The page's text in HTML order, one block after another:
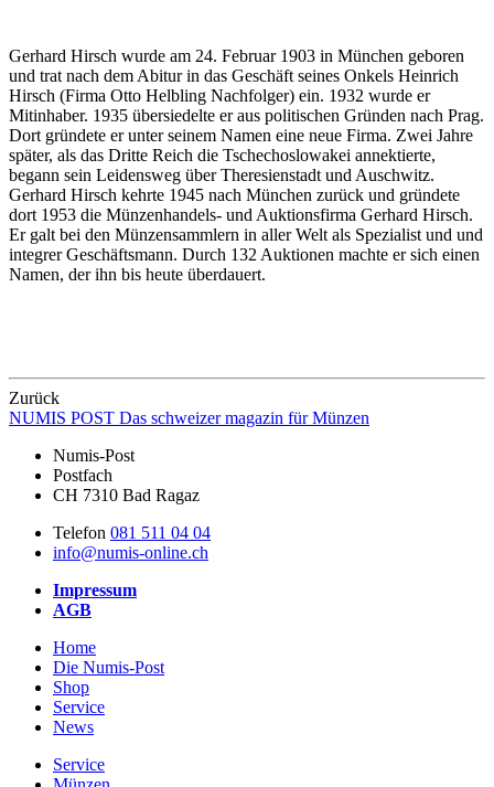
Gerhard Hirsch wurde am 24. Februar 1903 in München geboren
und trat nach dem Abitur in das Geschäft seines Onkels Heinrich
Hirsch (Firma Otto Helbling Nachfolger) ein. 1932 wurde er
Mitinhaber. 1935 übersiedelte er aus politischen Gründen nach Prag.
Dort gründete er unter seinem Namen eine neue Firma. Zwei Jahre
später, als das Dritte Reich die Tschechoslowakei annektierte,
begann sein Leidensweg über Theresienstadt und Auschwitz.
Gerhard Hirsch kehrte 1945 nach München zurück und gründete
dort 1953 die Münzenhandels- und Auktionsfirma Gerhard Hirsch.
Er galt bei den Münzensammlern in aller Welt als Spezialist und und
integrer Geschäftsmann. Durch 132 Auktionen machte er sich einen
Namen, der ihn bis heute überdauert.
Zurück
NUMIS POST Das schweizer magazin für Münzen
Numis-Post
Postfach
CH 7310 Bad Ragaz
Telefon 081 511 04 04
info@numis-online.ch
Impressum
AGB
Home
Die Numis-Post
Shop
Service
News
Service